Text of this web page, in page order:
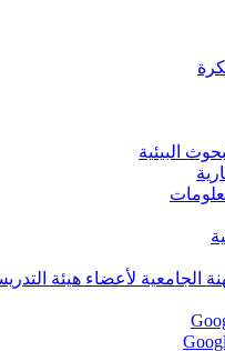
البيئية
الجامعية لأعضاء هيئة